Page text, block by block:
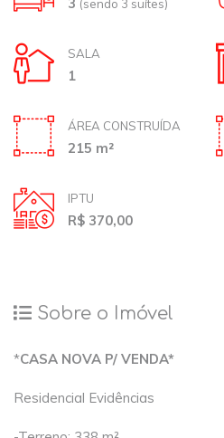
(sendo 3 suítes)
SALA
1
ÁREA CONSTRUÍDA
215 m²
IPTU
R$ 370,00
Sobre o Imóvel
*CASA NOVA P/ VENDA*
Residencial Evidências